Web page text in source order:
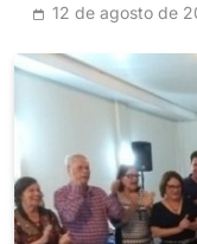
12 de agosto de